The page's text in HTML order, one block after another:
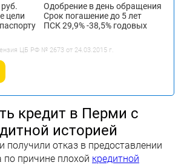
цели
Одобрение в день обращения
Срок погашение до 5 лет
ПСК 29,9% -38,5% годовых
ЦБ РФ № 2673 от 24.03.2015 г.
кредит в Перми с
историей
отказ в предоставлении
причине плохой кредитной